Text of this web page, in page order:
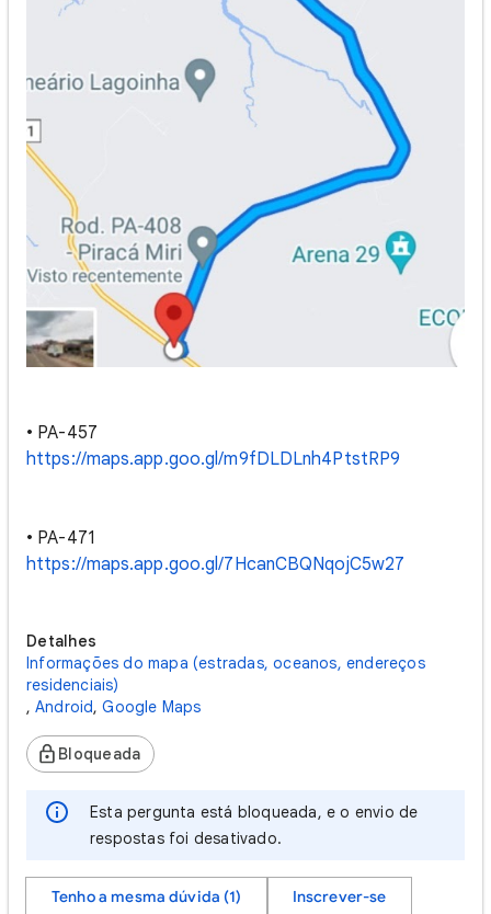
• PA-457
https://maps.app.goo.gl/m9fDLDLnh4PtstRP9
• PA-471
https://maps.app.goo.gl/7HcanCBQNqojC5w27
Detalhes
Informações do mapa (estradas, oceanos, endereços
residenciais)
, Android, Google Maps
Bloqueada
Esta pergunta está bloqueada, e o envio de
respostas foi desativado.
Tenho a mesma dúvida (1) Inscrever-se